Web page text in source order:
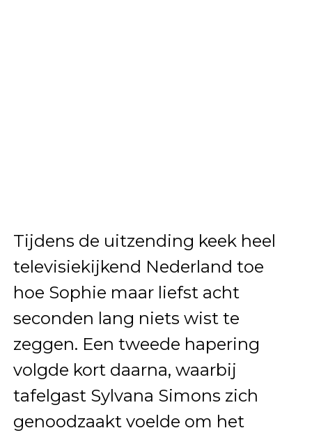
Tijdens de uitzending keek heel
televisiekijkend Nederland toe
hoe Sophie maar liefst acht
seconden lang niets wist te
zeggen. Een tweede hapering
volgde kort daarna, waarbij
tafelgast Sylvana Simons zich
genoodzaakt voelde om het